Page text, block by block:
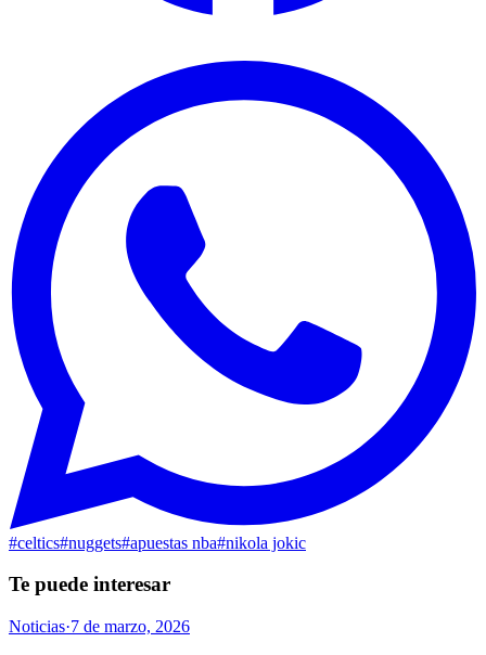
#celtics#nuggets#apuestas nba#nikola jokic
Te puede interesar
Noticias·7 de marzo, 2026